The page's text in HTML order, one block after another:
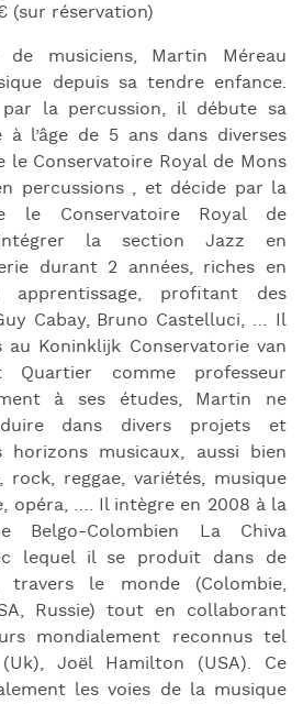
(sur réservation)
de musiciens, Martin Méreau
depuis sa tendre enfance.
la percussion, il débute sa
l’âge de 5 ans dans diverses
le Conservatoire Royal de Mons
percussions , et décide par la
le Conservatoire Royal de
la section Jazz en
durant 2 années, riches en
profitant des
Cabay, Bruno Castelluci, … Il
Koninklijk Conservatorie van
Quartier comme professeur
à ses études, Martin ne
dans divers projets et
musicaux, aussi bien
rock, reggae, variétés, musique
opéra, …. Il intègre en 2008 à la
Belgo-Colombien La Chiva
lequel il se produit dans de
le monde (Colombie,
Russie) tout en collaborant
mondialement reconnus tel
Joël Hamilton (USA). Ce
les voies de la musique